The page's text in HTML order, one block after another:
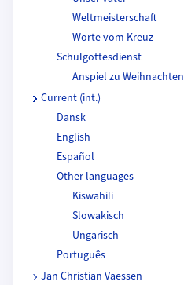
Weltmeisterschaft
Worte vom Kreuz
Schulgottesdienst
Anspiel zu Weihnachten
Current (int.)
Dansk
English
Español
Other languages
Kiswahili
Slowakisch
Ungarisch
Português
Jan Christian Vaessen